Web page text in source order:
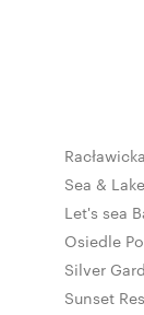
Sea &
Let's sea
Osiedle
Silver
Sunset